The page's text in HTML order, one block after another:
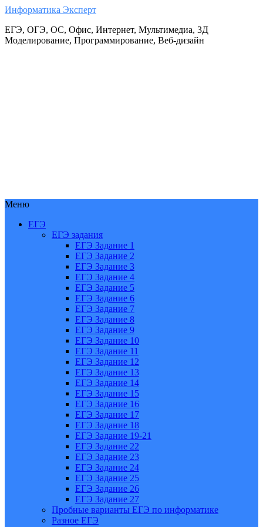
Информатика Эксперт
ЕГЭ, ОГЭ, ОС, Офис, Интернет, Мультимедиа, 3Д
Моделирование, Программирование, Веб-дизайн
Меню
ЕГЭ
ЕГЭ задания
ЕГЭ Задание 1
ЕГЭ Задание 2
ЕГЭ Задание 3
ЕГЭ Задание 4
ЕГЭ Задание 5
ЕГЭ Задание 6
ЕГЭ Задание 7
ЕГЭ Задание 8
ЕГЭ Задание 9
ЕГЭ Задание 10
ЕГЭ Задание 11
ЕГЭ Задание 12
ЕГЭ Задание 13
ЕГЭ Задание 14
ЕГЭ Задание 15
ЕГЭ Задание 16
ЕГЭ Задание 17
ЕГЭ Задание 18
ЕГЭ Задание 19-21
ЕГЭ Задание 22
ЕГЭ Задание 23
ЕГЭ Задание 24
ЕГЭ Задание 25
ЕГЭ Задание 26
ЕГЭ Задание 27
Пробные варианты ЕГЭ по информатике
Разное ЕГЭ